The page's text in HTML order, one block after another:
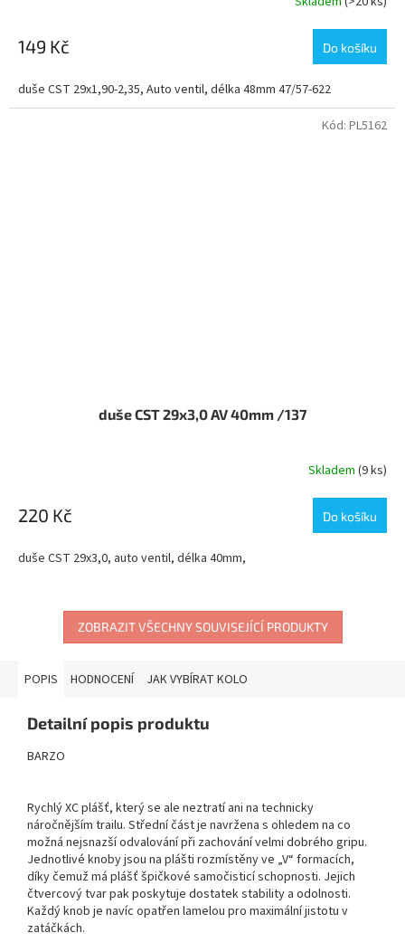
149 Kč Do košíku
duše CST 29x1,90-2,35, Auto ventil, délka 48mm 47/57-622
duše CST 29x3,0 AV 40mm /137
Skladem (9 ks)
220 Kč Do košíku
duše CST 29x3,0, auto ventil, délka 40mm,
Kód: PL5162
ZOBRAZIT VŠECHNY SOUVISEJÍCÍ PRODUKTY
POPIS HODNOCENÍ JAK VYBÍRAT KOLO
Detailní popis produktu
BARZO
Rychlý XC plášť, který se ale neztratí ani na technicky
náročnějším trailu. Střední část je navržena s ohledem na co
možná nejsnazší odvalování při zachování velmi dobrého gripu.
Jednotlivé knoby jsou na plášti rozmístěny ve „V“ formacích,
díky čemuž má plášť špičkové samočisticí schopnosti. Jejich
čtvercový tvar pak poskytuje dostatek stability a odolnosti.
Každý knob je navíc opatřen lamelou pro maximální jistotu v
zatáčkách.